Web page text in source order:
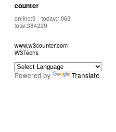
counter
online:9 today:1063
total:384229
www.w3counter.com
W3Techs
Powered by Translate